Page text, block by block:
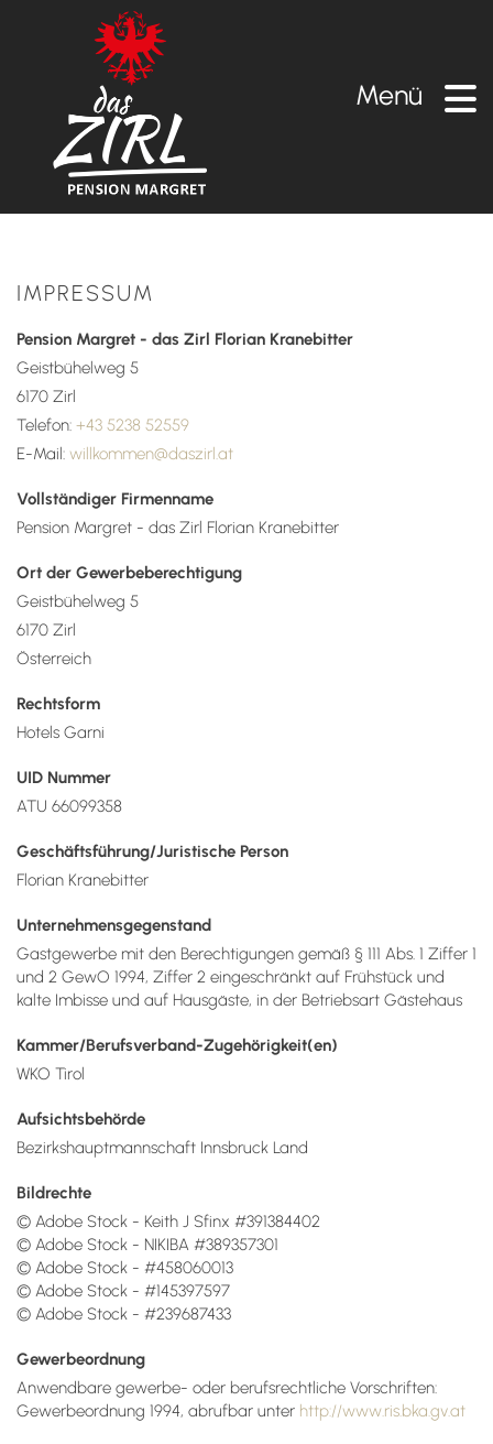
Menü
IMPRESSUM
Pension Margret - das Zirl Florian Kranebitter
Geistbühelweg 5
6170 Zirl
Telefon: +43 5238 52559
E-Mail: willkommen@daszirl.at
Vollständiger Firmenname
Pension Margret - das Zirl Florian Kranebitter
Ort der Gewerbeberechtigung
Geistbühelweg 5
6170 Zirl
Österreich
Rechtsform
Hotels Garni
UID Nummer
ATU 66099358
Geschäftsführung/Juristische Person
Florian Kranebitter
Unternehmensgegenstand
Gastgewerbe mit den Berechtigungen gemäß § 111 Abs. 1 Ziffer 1
und 2 GewO 1994, Ziffer 2 eingeschränkt auf Frühstück und
kalte Imbisse und auf Hausgäste, in der Betriebsart Gästehaus
Kammer/Berufsverband-Zugehörigkeit(en)
WKO Tirol
Aufsichtsbehörde
Bezirkshauptmannschaft Innsbruck Land
Bildrechte
© Adobe Stock - Keith J Sfinx #391384402
© Adobe Stock - NIKIBA #389357301
© Adobe Stock - #458060013
© Adobe Stock - #145397597
© Adobe Stock - #239687433
Gewerbeordnung
Anwendbare gewerbe- oder berufsrechtliche Vorschriften:
Gewerbeordnung 1994, abrufbar unter http://www.ris.bka.gv.at